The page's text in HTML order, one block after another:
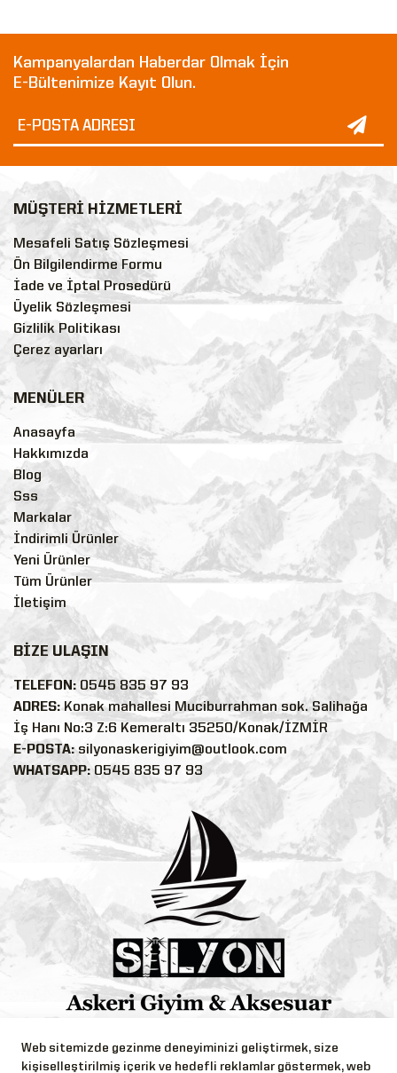
Web sitemizde gezinme deneyiminizi geliştirmek, size
kişiselleştirilmiş içerik ve hedefli reklamlar göstermek, web
Kampanyalardan Haberdar Olmak İçin
E-Bültenimize Kayıt Olun.
MÜŞTERİ HİZMETLERİ
Mesafeli Satış Sözleşmesi
Ön Bilgilendirme Formu
İade ve İptal Prosedürü
Üyelik Sözleşmesi
Gizlilik Politikası
Çerez ayarları
MENÜLER
Anasayfa
Hakkımızda
Blog
Sss
Markalar
İndirimli Ürünler
Yeni Ürünler
Tüm Ürünler
İletişim
BİZE ULAŞIN
TELEFON: 0545 835 97 93
ADRES:Konak mahallesi Muciburrahman sok. Salihağa
İş Hanı No:3 Z:6 Kemeraltı 35250/Konak/İZMİR
E-POSTA: silyonaskerigiyim@outlook.com
WHATSAPP: 0545 835 97 93
Bizi Takip Edin!